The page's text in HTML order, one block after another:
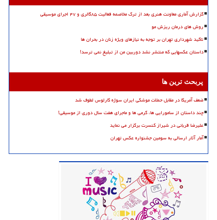
گزارش آماری معاونت هنری بعد از ترک مخاصمه فعالیت ۸۵گالری و ۴۷ اجرای موسیقی
روش های درمان ریزش مو
تاکید شهرداری تهران بر توجه به نیازهای ویژه زنان در بحران ها
داستان عکسهایی که منتشر نشد دوربین من از تبلیغ نمی ترسد!
پربحث ترین ها
ضعف آمریکا در مقابل حملات موشکی ایران سوژه کارلوس لطوف شد
چند داستان از سامورایی ها، گرمی ها و ماجرای هفت سال دوری از موسیقی!
علیرضا قربانی در شیراز کنسرت برگزار می نماید
آمار آثار ارسالی به سومین جشنواره عکس تهران